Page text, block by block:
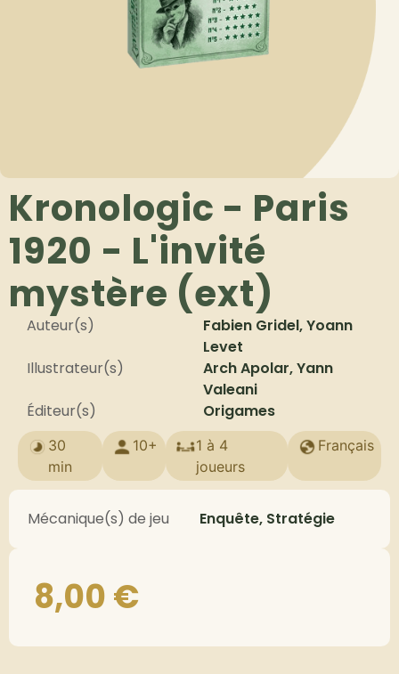
Kronologic - Paris
1920 - L'invité
mystère (ext)
Auteur(s)
Fabien Gridel, Yoann
Levet
Illustrateur(s)
Arch Apolar, Yann
Valeani
Éditeur(s)
Origames
30
min
10+
1 à 4
joueurs
Français
Mécanique(s) de jeu Enquête, Stratégie
8,00€